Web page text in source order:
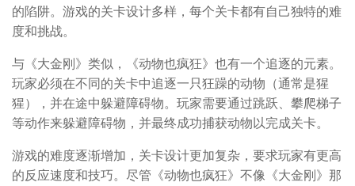
的陷阱。游戏的关卡设计多样，每个关卡都有自己独特的难
度和挑战。
与《大金刚》类似，《动物也疯狂》也有一个追逐的元素。
玩家必须在不同的关卡中追逐一只狂躁的动物（通常是猩
猩），并在途中躲避障碍物。玩家需要通过跳跃、攀爬梯子
等动作来躲避障碍物，并最终成功捕获动物以完成关卡。
游戏的难度逐渐增加，关卡设计更加复杂，要求玩家有更高
的反应速度和技巧。尽管《动物也疯狂》不像《大金刚》那